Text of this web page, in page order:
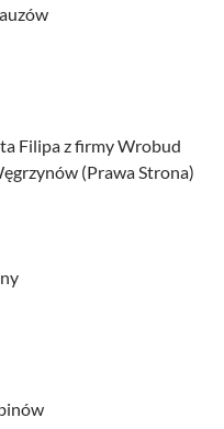
Filipa z firmy Wrobud
(Prawa Strona)